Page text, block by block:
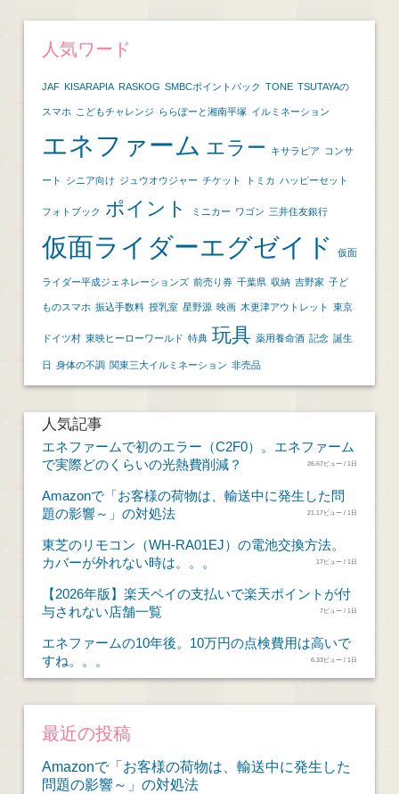
人気ワード
JAF KISARAPIA RASKOG SMBCポイントパック TONE TSUTAYAの
スマホ こどもチャレンジ ららぽーと湘南平塚 イルミネーション
エネファーム エラー キサラピア コンサ
ート シニア向け ジュウオウジャー チケット トミカ ハッピーセット
フォトブック ポイント ミニカー ワゴン 三井住友銀行
仮面ライダーエグゼイド 仮面
ライダー平成ジェネレーションズ 前売り券 千葉県 収納 吉野家 子ど
ものスマホ 振込手数料 授乳室 星野源 映画 木更津アウトレット 東京
ドイツ村 東映ヒーローワールド 特典 玩具 薬用養命酒 記念 誕生
日 身体の不調 関東三大イルミネーション 非売品
人気記事
エネファームで初のエラー（C2F0）。エネファーム
で実際どのくらいの光熱費削減？
26.67ビュー / 1日
Amazonで「お客様の荷物は、輸送中に発生した問
題の影響～」の対処法
21.17ビュー / 1日
東芝のリモコン（WH-RA01EJ）の電池交換方法。
カバーが外れない時は。。。
17ビュー / 1日
【2026年版】楽天ペイの支払いで楽天ポイントが付
与されない店舗一覧
7ビュー / 1日
エネファームの10年後。10万円の点検費用は高いで
すね。。。
6.33ビュー / 1日
最近の投稿
Amazonで「お客様の荷物は、輸送中に発生した
問題の影響～」の対処法